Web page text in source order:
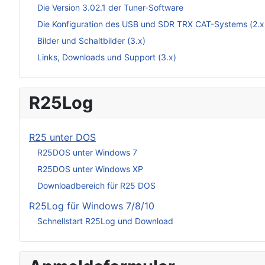
Die Version 3.02.1 der Tuner-Software
Die Konfiguration des USB und SDR TRX CAT-Systems
Bilder und Schaltbilder (3.x)
Links, Downloads und Support (3.x)
R25Log
R25 unter DOS
R25DOS unter Windows 7
R25DOS unter Windows XP
Downloadbereich für R25 DOS
R25Log für Windows 7/8/10
Schnellstart R25Log und Download